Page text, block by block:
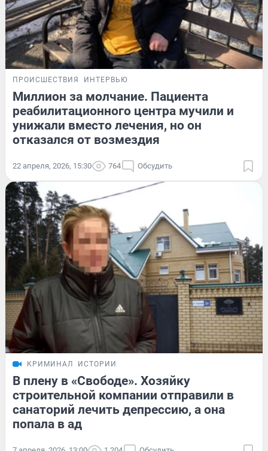
ПРОИСШЕСТВИЯ ИНТЕРВЬЮ
Миллион за молчание. Пациента
реабилитационного центра мучили и
унижали вместо лечения, но он
отказался от возмездия
22 апреля, 2026, 15:30 764 Обсудить
КРИМИНАЛ ИСТОРИИ
В плену в «Свободе». Хозяйку
строительной компании отправили в
санаторий лечить депрессию, а она
попала в ад